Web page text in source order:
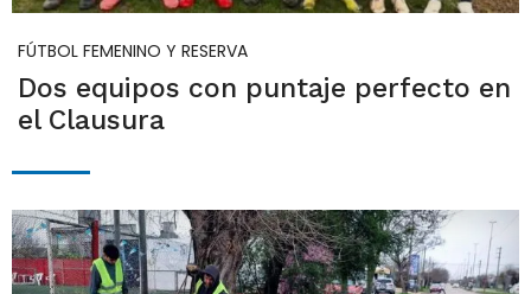
FÚTBOL FEMENINO Y RESERVA
Dos equipos con puntaje perfecto en
el Clausura